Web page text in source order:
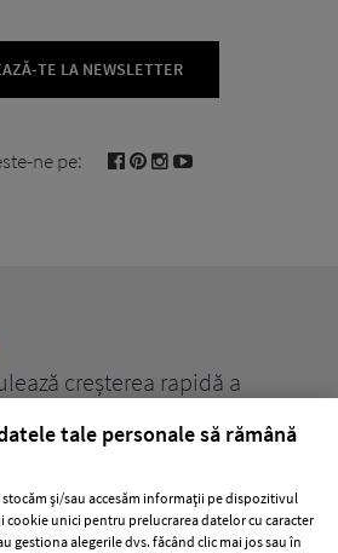
TE LA NEWSLETTER
ne pe:
creșterea rapidă a
tale personale să rămână
stocăm și/sau accesăm informații pe dispozitivul
unici pentru prelucrarea datelor cu caracter
gestiona alegerile dvs. făcând clic mai jos sau în